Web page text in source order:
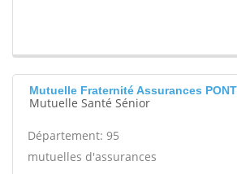
Mutuelle Fraternité Assurances
Mutuelle Santé Sénior
Département: 95
mutuelles d'assurances